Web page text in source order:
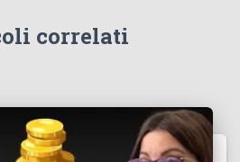
correlati